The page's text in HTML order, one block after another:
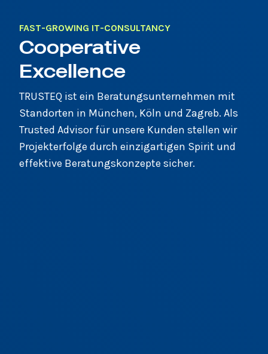
FAST-GROWING IT-CONSULTANCY
Cooperative
Excellence
TRUSTEQ ist ein Beratungsunternehmen mit
Standorten in München, Köln und Zagreb. Als
Trusted Advisor für unsere Kunden stellen wir
Projekterfolge durch einzigartigen Spirit und
effektive Beratungskonzepte sicher.